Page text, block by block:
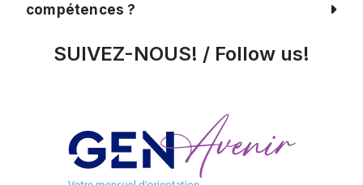
compétences ?
SUIVEZ-NOUS! / Follow us!